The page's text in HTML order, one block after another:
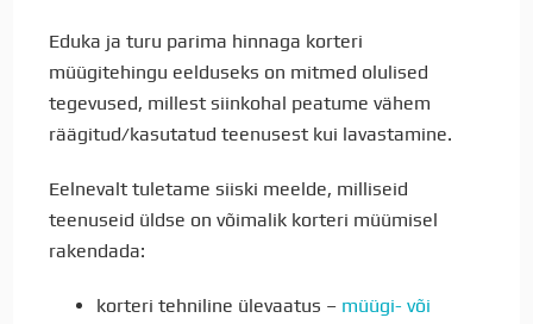
Eduka ja turu parima hinnaga korteri
müügitehingu eelduseks on mitmed olulised
tegevused, millest siinkohal peatume vähem
räägitud/kasutatud teenusest kui lavastamine.
Eelnevalt tuletame siiski meelde, milliseid
teenuseid üldse on võimalik korteri müümisel
rakendada:
korteri tehniline ülevaatus – müügi- või